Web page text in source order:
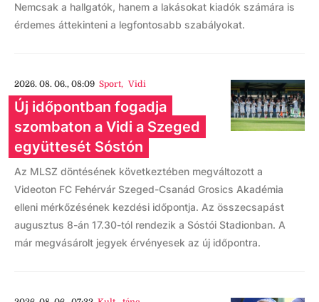
Nemcsak a hallgatók, hanem a lakásokat kiadók számára is
érdemes áttekinteni a legfontosabb szabályokat.
2026. 08. 06., 08:09 Sport, Vidi
Új időpontban fogadja
szombaton a Vidi a Szeged
együttesét Sóstón
Az MLSZ döntésének következtében megváltozott a
Videoton FC Fehérvár Szeged-Csanád Grosics Akadémia
elleni mérkőzésének kezdési időpontja. Az összecsapást
augusztus 8-án 17.30-tól rendezik a Sóstói Stadionban. A
már megvásárolt jegyek érvényesek az új időpontra.